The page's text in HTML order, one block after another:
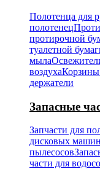
Полотенца для
полотенец
протирочной
туалетной
мыла
воздухаКорзины
держатели
Запасные
Запчасти для
дисковых машин
пылесосов
части для